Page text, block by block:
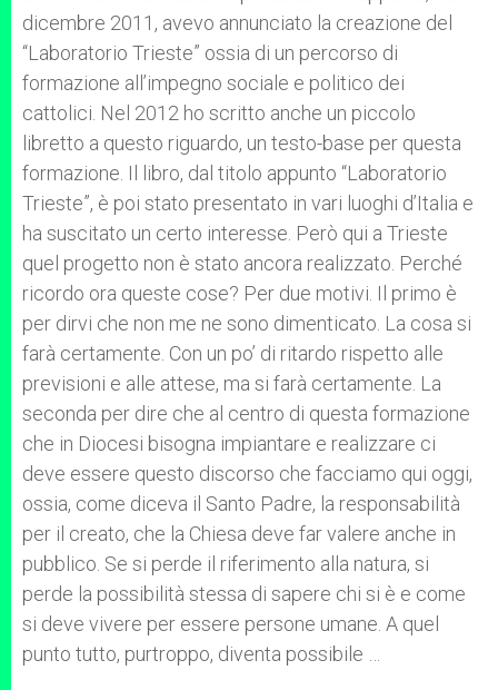
dicembre 2011, avevo annunciato la creazione del
“Laboratorio Trieste” ossia di un percorso di
formazione all’impegno sociale e politico dei
cattolici. Nel 2012 ho scritto anche un piccolo
libretto a questo riguardo, un testo-base per questa
formazione. Il libro, dal titolo appunto “Laboratorio
Trieste”, è poi stato presentato in vari luoghi d’Italia e
ha suscitato un certo interesse. Però qui a Trieste
quel progetto non è stato ancora realizzato. Perché
ricordo ora queste cose? Per due motivi. Il primo è
per dirvi che non me ne sono dimenticato. La cosa si
farà certamente. Con un po’ di ritardo rispetto alle
previsioni e alle attese, ma si farà certamente. La
seconda per dire che al centro di questa formazione
che in Diocesi bisogna impiantare e realizzare ci
deve essere questo discorso che facciamo qui oggi,
ossia, come diceva il Santo Padre, la responsabilità
per il creato, che la Chiesa deve far valere anche in
pubblico. Se si perde il riferimento alla natura, si
perde la possibilità stessa di sapere chi si è e come
si deve vivere per essere persone umane. A quel
punto tutto, purtroppo, diventa possibile …